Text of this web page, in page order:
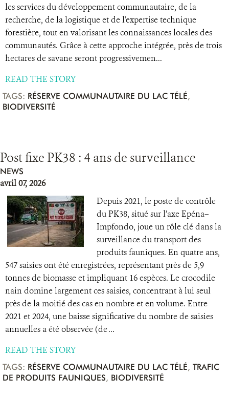
les services du développement communautaire, de la
recherche, de la logistique et de l'expertise technique
forestière, tout en valorisant les connaissances locales des
communautés. Grâce à cette approche intégrée, près de trois
hectares de savane seront progressivemen...
READ THE STORY
TAGS: RÉSERVE COMMUNAUTAIRE DU LAC TÉLÉ,
BIODIVERSITÉ
Post fixe PK38 : 4 ans de surveillance
NEWS
avril 07, 2026
Depuis 2021, le poste de contrôle
du PK38, situé sur l’axe Epéna–
Impfondo, joue un rôle clé dans la
surveillance du transport des
produits fauniques. En quatre ans,
547 saisies ont été enregistrées, représentant près de 5,9
tonnes de biomasse et impliquant 16 espèces. Le crocodile
nain domine largement ces saisies, concentrant à lui seul
près de la moitié des cas en nombre et en volume. Entre
2021 et 2024, une baisse significative du nombre de saisies
annuelles a été observée (de ...
READ THE STORY
TAGS: RÉSERVE COMMUNAUTAIRE DU LAC TÉLÉ, TRAFIC
DE PRODUITS FAUNIQUES, BIODIVERSITÉ